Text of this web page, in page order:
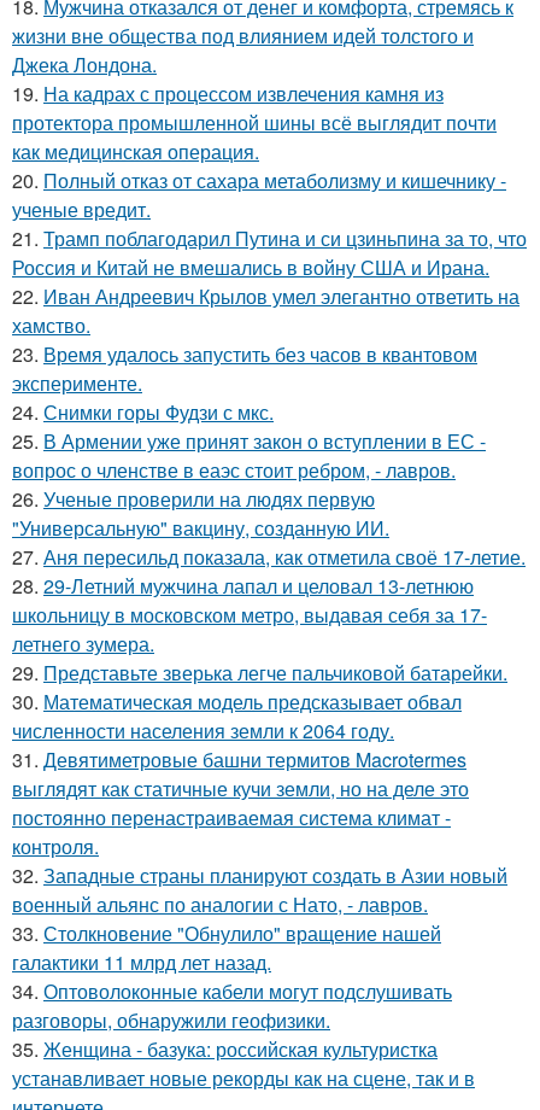
18. Мужчина отказался от денег и комфорта, стремясь к
жизни вне общества под влиянием идей толстого и
Джека Лондона.
19. На кадрах с процессом извлечения камня из
протектора промышленной шины всё выглядит почти
как медицинская операция.
20. Полный отказ от сахара метаболизму и кишечнику -
ученые вредит.
21. Трамп поблагодарил Путина и си цзиньпина за то, что
Россия и Китай не вмешались в войну США и Ирана.
22. Иван Андреевич Крылов умел элегантно ответить на
хамство.
23. Время удалось запустить без часов в квантовом
эксперименте.
24. Снимки горы Фудзи с мкс.
25. В Армении уже принят закон о вступлении в ЕС -
вопрос о членстве в еаэс стоит ребром, - лавров.
26. Ученые проверили на людях первую
"Универсальную" вакцину, созданную ИИ.
27. Аня пересильд показала, как отметила своё 17-летие.
28. 29-Летний мужчина лапал и целовал 13-летнюю
школьницу в московском метро, выдавая себя за 17-
летнего зумера.
29. Представьте зверька легче пальчиковой батарейки.
30. Математическая модель предсказывает обвал
численности населения земли к 2064 году.
31. Девятиметровые башни термитов Macrotermes
выглядят как статичные кучи земли, но на деле это
постоянно перенастраиваемая система климат -
контроля.
32. Западные страны планируют создать в Азии новый
военный альянс по аналогии с Нато, - лавров.
33. Столкновение "Обнулило" вращение нашей
галактики 11 млрд лет назад.
34. Оптоволоконные кабели могут подслушивать
разговоры, обнаружили геофизики.
35. Женщина - базука: российская культуристка
устанавливает новые рекорды как на сцене, так и в